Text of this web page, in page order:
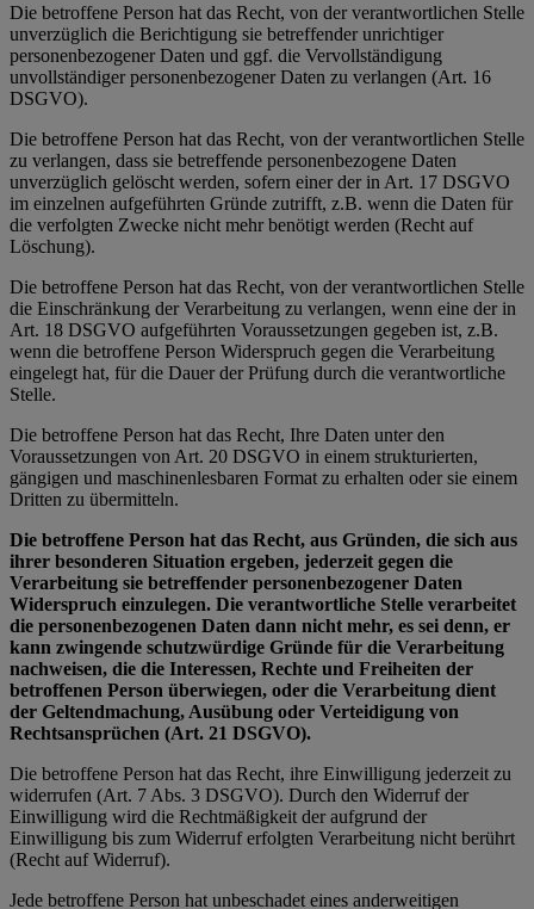
Die betroffene Person hat das Recht, von der verantwortlichen Stelle
unverzüglich die Berichtigung sie betreffender unrichtiger
personenbezogener Daten und ggf. die Vervollständigung
unvollständiger personenbezogener Daten zu verlangen (Art. 16
DSGVO).
Die betroffene Person hat das Recht, von der verantwortlichen Stelle
zu verlangen, dass sie betreffende personenbezogene Daten
unverzüglich gelöscht werden, sofern einer der in Art. 17 DSGVO
im einzelnen aufgeführten Gründe zutrifft, z.B. wenn die Daten für
die verfolgten Zwecke nicht mehr benötigt werden (Recht auf
Löschung).
Die betroffene Person hat das Recht, von der verantwortlichen Stelle
die Einschränkung der Verarbeitung zu verlangen, wenn eine der in
Art. 18 DSGVO aufgeführten Voraussetzungen gegeben ist, z.B.
wenn die betroffene Person Widerspruch gegen die Verarbeitung
eingelegt hat, für die Dauer der Prüfung durch die verantwortliche
Stelle.
Die betroffene Person hat das Recht, Ihre Daten unter den
Voraussetzungen von Art. 20 DSGVO in einem strukturierten,
gängigen und maschinenlesbaren Format zu erhalten oder sie einem
Dritten zu übermitteln.
Die betroffene Person hat das Recht, aus Gründen, die sich aus
ihrer besonderen Situation ergeben, jederzeit gegen die
Verarbeitung sie betreffender personenbezogener Daten
Widerspruch einzulegen. Die verantwortliche Stelle verarbeitet
die personenbezogenen Daten dann nicht mehr, es sei denn, er
kann zwingende schutzwürdige Gründe für die Verarbeitung
nachweisen, die die Interessen, Rechte und Freiheiten der
betroffenen Person überwiegen, oder die Verarbeitung dient
der Geltendmachung, Ausübung oder Verteidigung von
Rechtsansprüchen (Art. 21 DSGVO).
Die betroffene Person hat das Recht, ihre Einwilligung jederzeit zu
widerrufen (Art. 7 Abs. 3 DSGVO). Durch den Widerruf der
Einwilligung wird die Rechtmäßigkeit der aufgrund der
Einwilligung bis zum Widerruf erfolgten Verarbeitung nicht berührt
(Recht auf Widerruf).
Jede betroffene Person hat unbeschadet eines anderweitigen